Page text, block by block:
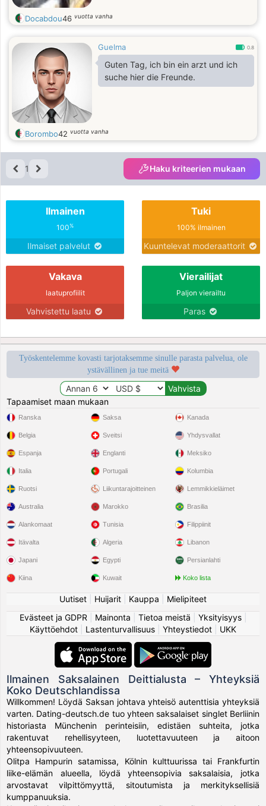
Docabdou46 vuotta vanha
Guelma 0.8
Guten Tag, ich bin ein arzt und ich
suche hier die Freunde.
Borombo42 vuotta vanha
1 Haku kriteerien mukaan
Ilmainen
100%
Ilmaiset palvelut
Tuki
100% ilmainen
Kuuntelevat moderaattorit
Vakava
laatuprofiilit
Vahvistettu laatu
Vierailijat
Paljon vierailtu
Paras
Työskentelemme kovasti tarjotaksemme sinulle parasta palvelua, ole
ystävällinen ja tue meitä
Tapaamiset maan mukaan
Ranska
Belgia
Espanja
Italia
Ruotsi
Saksa
Sveitsi
Englanti
Portugali
Liikuntarajoitteinen
Kanada
Yhdysvallat
Meksiko
Kolumbia
Lemmikkieläimet
Australia
Alankomaat
Itävalta
Japani
Kiina
Marokko
Tunisia
Algeria
Egypti
Kuwait
Brasilia
Filippiinit
Libanon
Persianlahti
Koko lista
Uutiset Huijarit Kauppa
Mielipiteet
Evästeet ja GDPR
Mainonta Tietoa meistä Yksityisyys|
Käyttöehdot
Lastenturvallisuus Yhteystiedot UKK
Ilmainen Saksalainen Deittialusta – Yhteyksiä
Koko Deutschlandissa
Willkommen! Löydä Saksan johtava yhteisö autenttisia yhteyksiä
varten. Dating-deutsch.de tuo yhteen saksalaiset singlet Berliinin
historiasta Münchenin perinteisiin, edistäen suhteita, jotka
rakentuvat rehellisyyteen, luotettavuuteen ja aitoon
yhteensopivuuteen.
Olitpa Hampurin satamissa, Kölnin kulttuurissa tai Frankfurtin
liike-elämän alueella, löydä yhteensopivia saksalaisia, jotka
arvostavat vilpittömyyttä, sitoutumista ja merkityksellisiä
kumppanuuksia.